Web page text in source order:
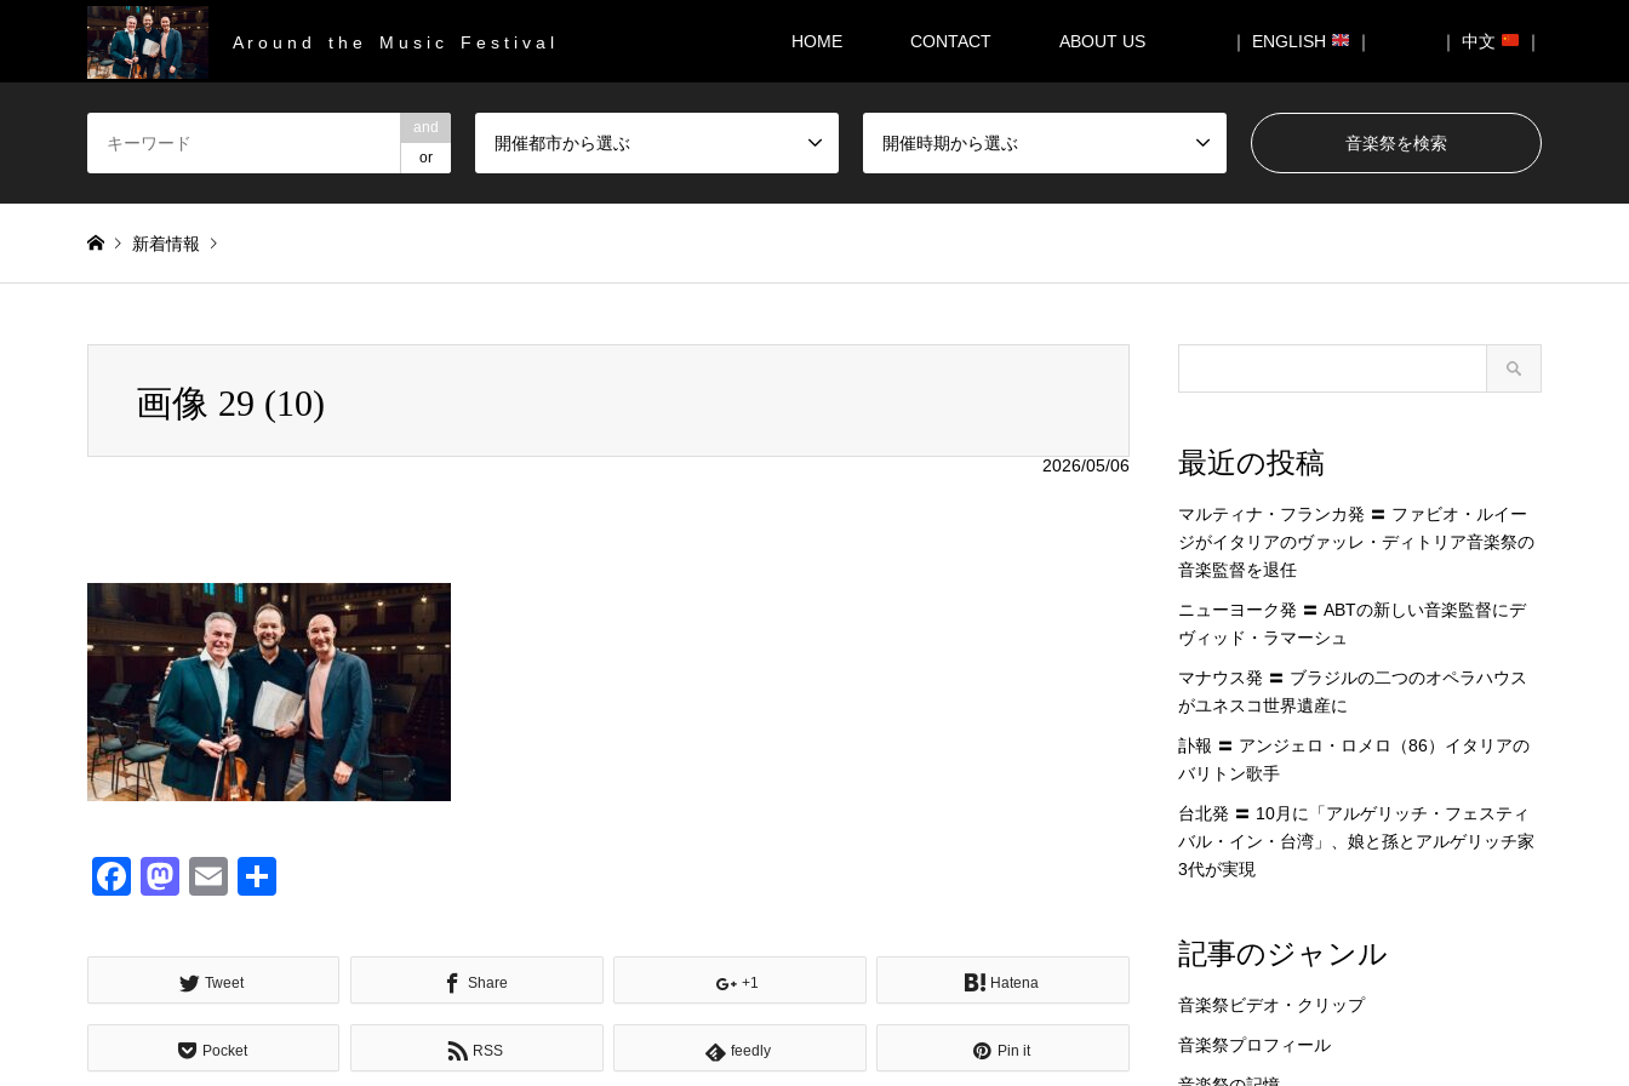
A r o u n d t h e M u s i c F e s t i v a l HOME CONTACT ABOUT US ｜ ENGLISH ｜ ｜ 中文 ｜
and
or
開催都市から選ぶ 開催時期から選ぶ
新着情報
画像 29 (10)画像 29 (10)
2026/05/06
Facebook
Mastodon
Email
Tweet Share +1 Hatena
Pocket RSS feedly Pin it
最近の投稿
マルティナ・フランカ発 〓 ファビオ・ルイー
ジがイタリアのヴァッレ・ディトリア音楽祭の
音楽監督を退任
ニューヨーク発 〓 ABTの新しい音楽監督にデ
ヴィッド・ラマーシュ
マナウス発 〓 ブラジルの二つのオペラハウス
がユネスコ世界遺産に
訃報 〓 アンジェロ・ロメロ（86）イタリアの
バリトン歌手
台北発 〓 10月に「アルゲリッチ・フェスティ
バル・イン・台湾」、娘と孫とアルゲリッチ家
3代が実現
記事のジャンル
音楽祭ビデオ・クリップ
音楽祭プロフィール